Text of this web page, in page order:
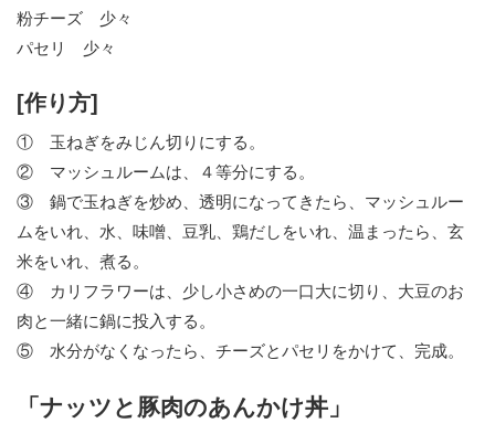
粉チーズ 少々
パセリ 少々
[作り方]
① 玉ねぎをみじん切りにする。
② マッシュルームは、４等分にする。
③ 鍋で玉ねぎを炒め、透明になってきたら、マッシュルー
ムをいれ、水、味噌、豆乳、鶏だしをいれ、温まったら、玄
米をいれ、煮る。
④ カリフラワーは、少し小さめの一口大に切り、大豆のお
肉と一緒に鍋に投入する。
⑤ 水分がなくなったら、チーズとパセリをかけて、完成。
「ナッツと豚肉のあんかけ丼」